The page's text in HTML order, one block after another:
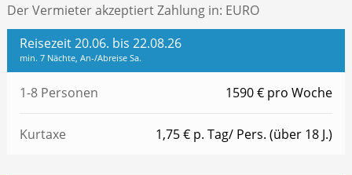
Der Vermieter akzeptiert Zahlung in: EURO
Reisezeit 20.06. bis 22.08.26
min. 7 Nächte, An-/Abreise Sa.
1-8 Personen 1590 € pro Woche
Kurtaxe 1,75 € p. Tag/ Pers. (über 18 J.)